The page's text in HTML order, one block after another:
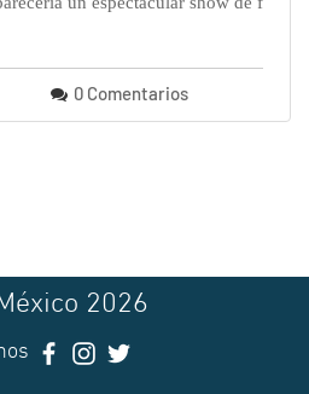
0 Comentarios
2026